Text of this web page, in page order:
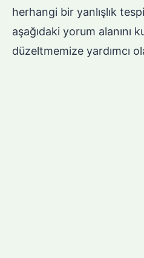
herhangi bir yanlışlık
aşağıdaki yorum alanını
düzeltmemize yardımcı